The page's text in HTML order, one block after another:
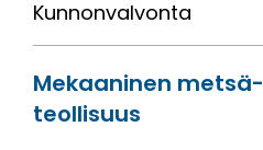
Kunnon­valvonta
Mekaaninen metsä­
teollisuus